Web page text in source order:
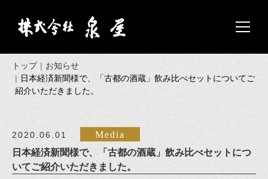
トップ
お知らせ
日本経済新聞様で、「古都の酒蔵」飲み比べセットについてご
紹介いただきました。
2020.06.01
Media
日本経済新聞様で、「古都の酒蔵」飲み比べセットにつ
いてご紹介いただきました。